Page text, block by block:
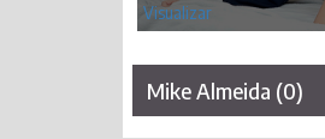
Visualizar
Mike Almeida (0)